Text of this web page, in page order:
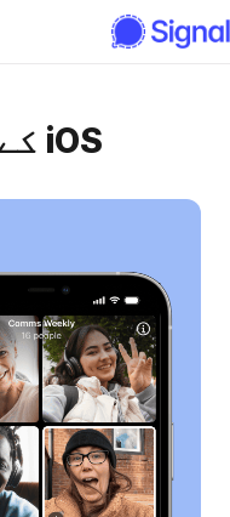
iOS کے لیے Signal